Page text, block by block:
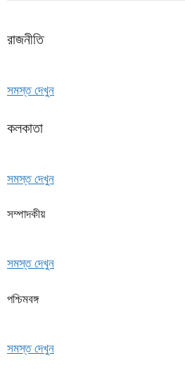
রাজনীতি
সমস্ত দেখুন
কলকাতা
সমস্ত দেখুন
সম্পাদকীয়
সমস্ত দেখুন
পশ্চিমবঙ্গ
সমস্ত দেখুন